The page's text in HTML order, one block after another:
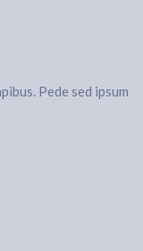
Pede sed ipsum